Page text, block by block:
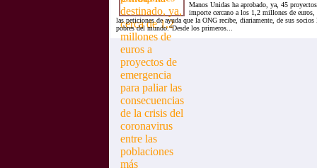
Manos Unidas ha aprobado, ya, 45
importe cercano a los 1,2 millones de euros,
las peticiones de ayuda que la ONG recibe, diariamente, de sus socios
pobres del mundo.“Desde los primeros...